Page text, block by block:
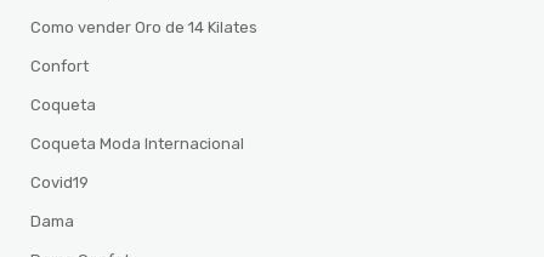
Como vender Oro de 14 Kilates
Confort
Coqueta
Coqueta Moda Internacional
Covid19
Dama